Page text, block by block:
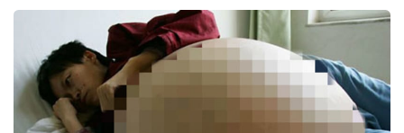
Showbyznys
Youtubeři
Virály